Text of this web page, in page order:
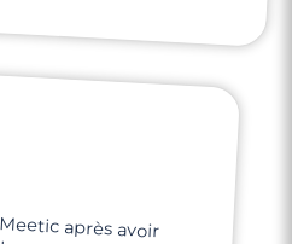
après avoir
de rencontre et
par son
engagement